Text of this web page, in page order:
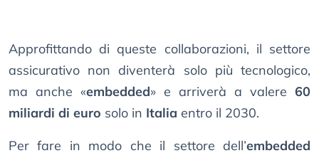
Approfittando di queste collaborazioni, il settore
assicurativo non diventerà solo più tecnologico,
ma anche «embedded» e arriverà a valere 60
miliardi di euro solo in Italia entro il 2030.
Per fare in modo che il settore dell’embedded